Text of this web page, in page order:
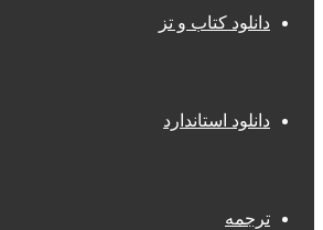
دانلود کتاب و تز
دانلود استاندارد
ترجمه